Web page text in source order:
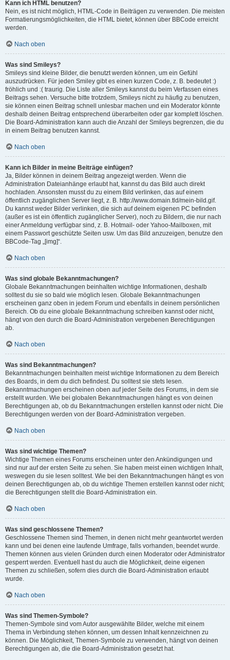
Kann ich HTML benutzen?
Nein, es ist nicht möglich, HTML-Code in Beiträgen zu verwenden. Die meisten
Formatierungsmöglichkeiten, die HTML bietet, können über BBCode erreicht
werden.
Nach oben
Was sind Smileys?
Smileys sind kleine Bilder, die benutzt werden können, um ein Gefühl
auszudrücken. Für jeden Smiley gibt es einen kurzen Code, z. B. bedeutet :)
fröhlich und :( traurig. Die Liste aller Smileys kannst du beim Verfassen eines
Beitrags sehen. Versuche bitte trotzdem, Smileys nicht zu häufig zu benutzen,
sie können einen Beitrag schnell unlesbar machen und ein Moderator könnte
deshalb deinen Beitrag entsprechend überarbeiten oder gar komplett löschen.
Die Board-Administration kann auch die Anzahl der Smileys begrenzen, die du
in einem Beitrag benutzen kannst.
Nach oben
Kann ich Bilder in meine Beiträge einfügen?
Ja, Bilder können in deinem Beitrag angezeigt werden. Wenn die
Administration Dateianhänge erlaubt hat, kannst du das Bild auch direkt
hochladen. Ansonsten musst du zu einem Bild verlinken, das auf einem
öffentlich zugänglichen Server liegt, z. B. http://www.domain.tld/mein-bild.gif.
Du kannst weder Bilder verlinken, die sich auf deinem eigenen PC befinden
(außer es ist ein öffentlich zugänglicher Server), noch zu Bildern, die nur nach
einer Anmeldung verfügbar sind, z. B. Hotmail- oder Yahoo-Mailboxen, mit
einem Passwort geschützte Seiten usw. Um das Bild anzuzeigen, benutze den
BBCode-Tag „[img]“.
Nach oben
Was sind globale Bekanntmachungen?
Globale Bekanntmachungen beinhalten wichtige Informationen, deshalb
solltest du sie so bald wie möglich lesen. Globale Bekanntmachungen
erscheinen ganz oben in jedem Forum und ebenfalls in deinem persönlichen
Bereich. Ob du eine globale Bekanntmachung schreiben kannst oder nicht,
hängt von den durch die Board-Administration vergebenen Berechtigungen
ab.
Nach oben
Was sind Bekanntmachungen?
Bekanntmachungen beinhalten meist wichtige Informationen zu dem Bereich
des Boards, in dem du dich befindest. Du solltest sie stets lesen.
Bekanntmachungen erscheinen oben auf jeder Seite des Forums, in dem sie
erstellt wurden. Wie bei globalen Bekanntmachungen hängt es von deinen
Berechtigungen ab, ob du Bekanntmachungen erstellen kannst oder nicht. Die
Berechtigungen werden von der Board-Administration vergeben.
Nach oben
Was sind wichtige Themen?
Wichtige Themen eines Forums erscheinen unter den Ankündigungen und
sind nur auf der ersten Seite zu sehen. Sie haben meist einen wichtigen Inhalt,
weswegen du sie lesen solltest. Wie bei den Bekanntmachungen hängt es von
deinen Berechtigungen ab, ob du wichtige Themen erstellen kannst oder nicht;
die Berechtigungen stellt die Board-Administration ein.
Nach oben
Was sind geschlossene Themen?
Geschlossene Themen sind Themen, in denen nicht mehr geantwortet werden
kann und bei denen eine laufende Umfrage, falls vorhanden, beendet wurde.
Themen können aus vielen Gründen durch einen Moderator oder Administrator
gesperrt werden. Eventuell hast du auch die Möglichkeit, deine eigenen
Themen zu schließen, sofern dies durch die Board-Administration erlaubt
wurde.
Nach oben
Was sind Themen-Symbole?
Themen-Symbole sind vom Autor ausgewählte Bilder, welche mit einem
Thema in Verbindung stehen können, um dessen Inhalt kennzeichnen zu
können. Die Möglichkeit, Themen-Symbole zu verwenden, hängt von deinen
Berechtigungen ab, die die Board-Administration gesetzt hat.